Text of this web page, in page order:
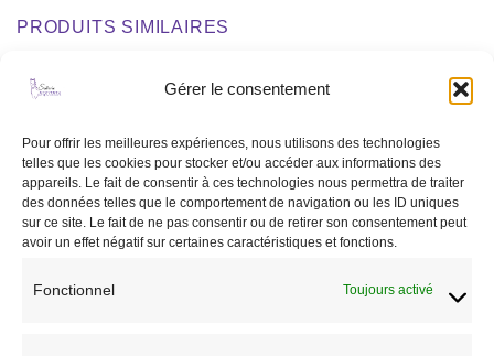
Gérer le consentement
Pour offrir les meilleures expériences, nous utilisons des technologies
telles que les cookies pour stocker et/ou accéder aux informations des
appareils. Le fait de consentir à ces technologies nous permettra de traiter
des données telles que le comportement de navigation ou les ID uniques
sur ce site. Le fait de ne pas consentir ou de retirer son consentement peut
avoir un effet négatif sur certaines caractéristiques et fonctions.
Fonctionnel Toujours activé
PRODUITS SIMILAIRES
à la liste
de
souhaits
RUPTURE DE STOCK
de
souhaits
RUPTURE DE STOCK
CASQUES ET BOMBES